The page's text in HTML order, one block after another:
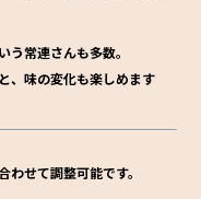
常連さんも多数。
、味の変化も楽しめます
せて調整可能です。